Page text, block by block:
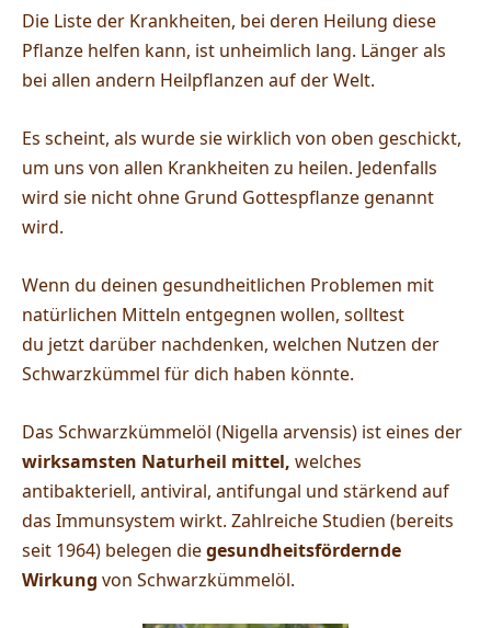
Die Liste der Krankheiten, bei deren Heilung diese
Pflanze helfen kann, ist unheimlich lang. Länger als
bei allen andern Heilpflanzen auf der Welt.
Es scheint, als wurde sie wirklich von oben geschickt,
um uns von allen Krankheiten zu heilen. Jedenfalls
wird sie nicht ohne Grund Gottespflanze genannt
wird.
Wenn du deinen gesundheitlichen Problemen mit
natürlichen Mitteln entgegnen wollen, solltest
du jetzt darüber nachdenken, welchen Nutzen der
Schwarzkümmel für dich haben könnte.
Das Schwarzkümmelöl (Nigella arvensis) ist eines der
wirksamsten Naturheil mittel, welches
antibakteriell, antiviral, antifungal und stärkend auf
das Immunsystem wirkt. Zahlreiche Studien (bereits
seit 1964) belegen diegesundheitsfördernde
Wirkung von Schwarzkümmelöl.